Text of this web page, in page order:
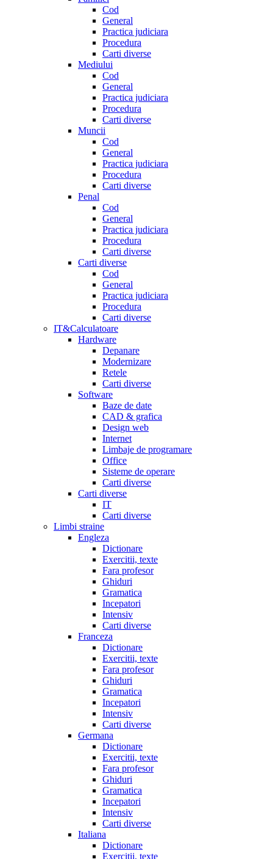
Cod
General
Practica judiciara
Procedura
Carti diverse
Mediului
Cod
General
Practica judiciara
Procedura
Carti diverse
Muncii
Cod
General
Practica judiciara
Procedura
Carti diverse
Penal
Cod
General
Practica judiciara
Procedura
Carti diverse
Carti diverse
Cod
General
Practica judiciara
Procedura
Carti diverse
IT&Calculatoare
Hardware
Depanare
Modernizare
Retele
Carti diverse
Software
Baze de date
CAD & grafica
Design web
Internet
Limbaje de programare
Office
Sisteme de operare
Carti diverse
Carti diverse
IT
Carti diverse
Limbi straine
Engleza
Dictionare
Exercitii, texte
Fara profesor
Ghiduri
Gramatica
Incepatori
Intensiv
Carti diverse
Franceza
Dictionare
Exercitii, texte
Fara profesor
Ghiduri
Gramatica
Incepatori
Intensiv
Carti diverse
Germana
Dictionare
Exercitii, texte
Fara profesor
Ghiduri
Gramatica
Incepatori
Intensiv
Carti diverse
Italiana
Dictionare
Exercitii, texte